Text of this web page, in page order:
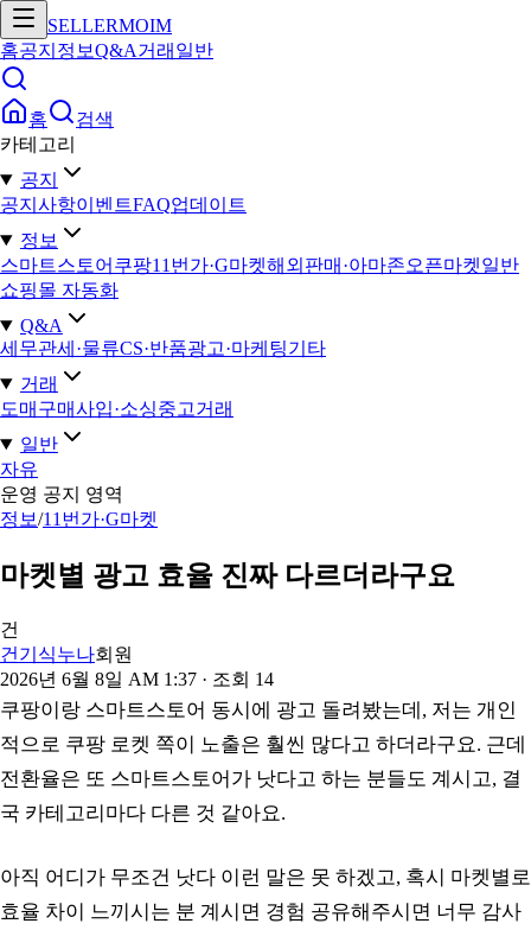
SELLERMOIM
홈공지 정보Q&A거래 일반
홈
검색
카테고리
공지
공지사항이벤트FAQ업데이트
정보
스마트스토어 쿠팡11번가·G마켓해외판매·아마존오픈마켓일반
쇼핑몰 자동화
Q&A
세무관세·물류CS·반품광고·마케팅기타
거래
도매구매사입·소싱중고거래
일반
자유
운영 공지 영역
정보/11번가·G마켓
마켓별 광고 효율 진짜 다르더라구요
건
건기식누나회원
2026년 6월 8일 AM 1:37 · 조회 14
쿠팡이랑 스마트스토어 동시에 광고 돌려봤는데, 저는 개인
적으로 쿠팡 로켓 쪽이 노출은 훨씬 많다고 하더라구요. 근데
전환율은 또 스마트스토어가 낫다고 하는 분들도 계시고, 결
국 카테고리마다 다른 것 같아요.
아직 어디가 무조건 낫다 이런 말은 못 하겠고, 혹시 마켓별로
효율 차이 느끼시는 분 계시면 경험 공유해주시면 너무 감사